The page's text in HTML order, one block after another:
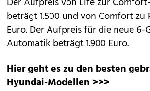
beträgt 1.500 und von Comfort zu
Euro. Der Aufpreis für die neue 6-
Automatik beträgt 1.900 Euro.
Hier geht es zu den besten
Hyundai-Modellen >>>